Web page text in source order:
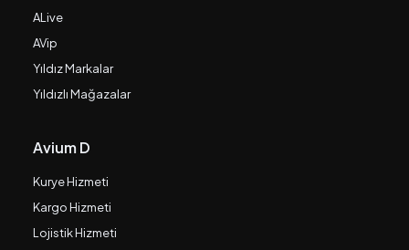
ALive
AVip
Yıldız Markalar
Yıldızlı Mağazalar
Avium D
Kurye Hizmeti
Kargo Hizmeti
Lojistik Hizmeti